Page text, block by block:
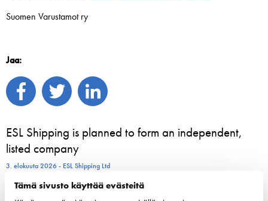
Tämä sivusto käyttää evästeitä
Suomen Varustamot ry
Jaa:
ESL Shipping is planned to form an independent,
listed company
3. elokuuta 2026 - ESL Shipping Ltd
Tallinkin Victoria I siirtyy uudelle laituripaikalle